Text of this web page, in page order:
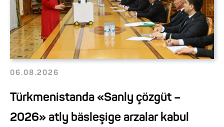
06.08.2026
Türkmenistanda «Sanly çözgüt –
2026» atly bäsleşige arzalar kabul